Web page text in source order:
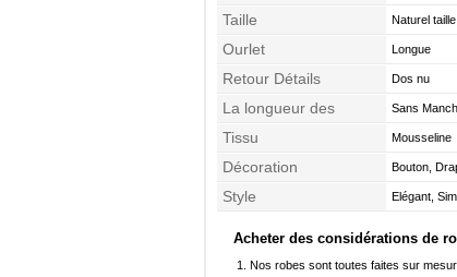
Taille Naturel taille
Ourlet Longue
Retour Détails Dos nu
La longueur des
manches
Sans
Tissu Mousseline
Décoration Bouton,
Style Elégant,
Acheter des considérations de
Nos robes sont toutes faites sur